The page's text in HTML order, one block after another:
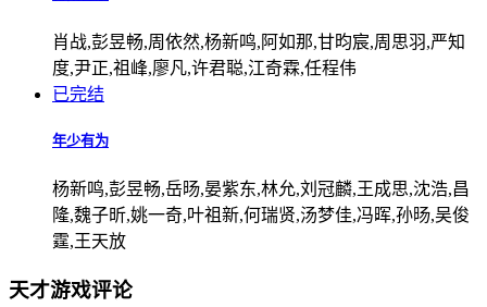
肖战,彭昱畅,周依然,杨新鸣,阿如那,甘昀宸,周思羽,严知
度,尹正,祖峰,廖凡,许君聪,江奇霖,任程伟
已完结
年少有为
杨新鸣,彭昱畅,岳旸,晏紫东,林允,刘冠麟,王成思,沈浩,昌
隆,魏子昕,姚一奇,叶祖新,何瑞贤,汤梦佳,冯晖,孙旸,吴俊
霆,王天放
天才游戏评论